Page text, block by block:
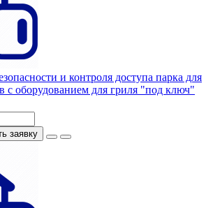
и контроля доступа парка для
с оборудованием для гриля "под ключ"
заявку